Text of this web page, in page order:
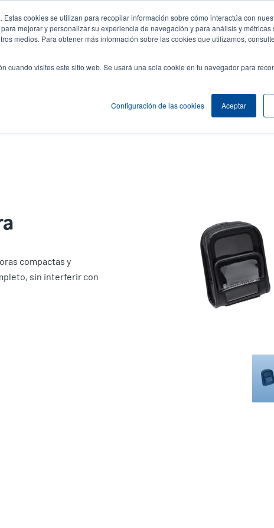
cookies se utilizan para recopilar información sobre cómo interactúa con
mejorar y personalizar su experiencia de navegación y para análisis y métricas
medios. Para obtener más información sobre las cookies que utilizamos,
cuando visites este sitio web. Se usará una sola cookie en tu navegador para
Configuración de las cookies Aceptar
User
Noticias y Eventos Empresa
User
Iniciar sesión /
compactas y
sin interferir con